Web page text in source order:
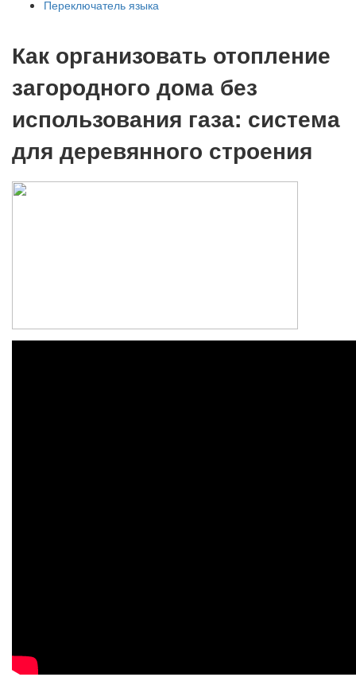
Переключатель языка
Как организовать отопление
загородного дома без
использования газа: система
для деревянного строения